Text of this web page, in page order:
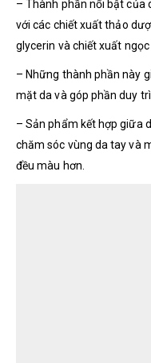
– Thành phần nổi bật của
với các chiết xuất thảo
glycerin và chiết xuất ngọc
– Những thành phần này
mặt da và góp phần duy
– Sản phẩm kết hợp giữa
chăm sóc vùng da tay và
đều màu hơn.